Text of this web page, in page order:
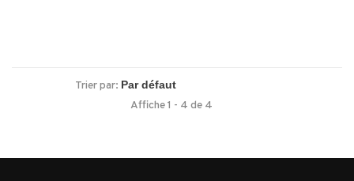
Trier par:
Affiche 1 - 4 de 4